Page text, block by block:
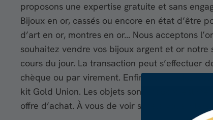
proposons une expertise gratuite et sans
Bijoux en or, cassés ou encore en état d’être
d’art en or, montres en or... Nous acceptons
souhaitez vendre vos bijoux argent et or
cours du jour. La transaction peut s’effectuer
chèque ou par virement. Enfin, des rendez-
kit Gold Union. Les objets sont d’abord
offre d’achat. À vous de voir si cela vous